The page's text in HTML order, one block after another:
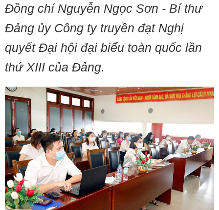
Đồng chí Nguyễn Ngọc Sơn - Bí thư
Đảng ủy Công ty truyền đạt Nghị
quyết Đại hội đại biểu toàn quốc lần
thứ XIII của Đảng.